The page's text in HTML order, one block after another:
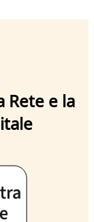
e la